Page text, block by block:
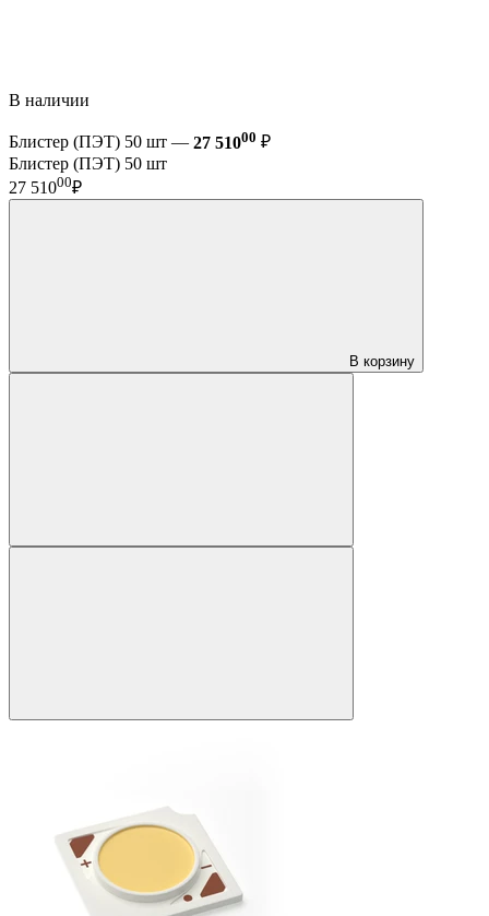
В наличии
Блистер (ПЭТ) 50 шт — 27 51000 ₽
Блистер (ПЭТ) 50 шт
27 51000₽
В корзину